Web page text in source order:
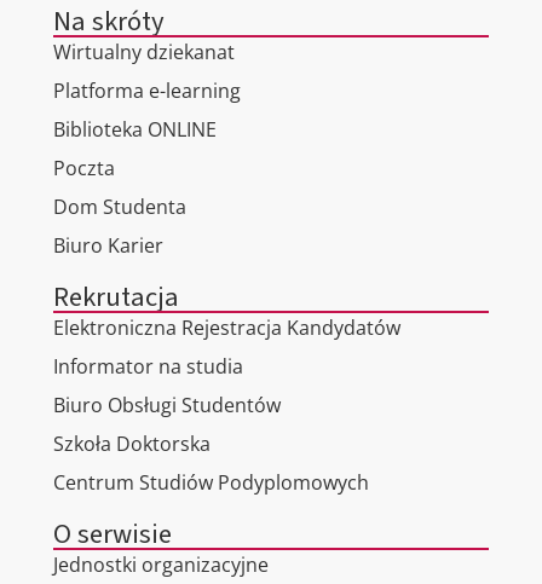
Na skróty
Wirtualny dziekanat
Platforma e-learning
Biblioteka ONLINE
Poczta
Dom Studenta
Biuro Karier
Rekrutacja
Elektroniczna Rejestracja Kandydatów
Informator na studia
Biuro Obsługi Studentów
Szkoła Doktorska
Centrum Studiów Podyplomowych
O serwisie
Jednostki organizacyjne